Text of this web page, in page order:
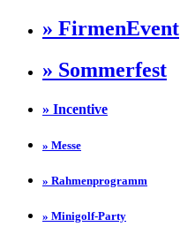
» FirmenEvent
» Sommerfest
» Incentive
» Messe
» Rahmenprogramm
» Minigolf-Party